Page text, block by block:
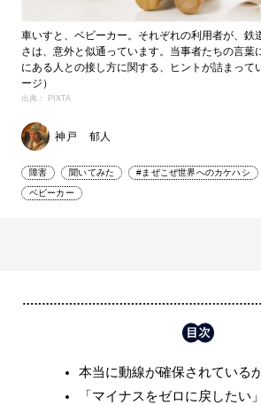
車いすと、ベビーカー。それぞれの利用者が、鉄
さは、意外と似通っています。当事者たちの言葉
にある人との接し方に関する、ヒントが詰まって
ージ）
出典： PIXTA
神戸 郁人
障害 聞いてみた #まぜこぜ世界へのカケハシ
ベビーカー
本当に動線が確保されている
「マイナスをゼロに戻したい